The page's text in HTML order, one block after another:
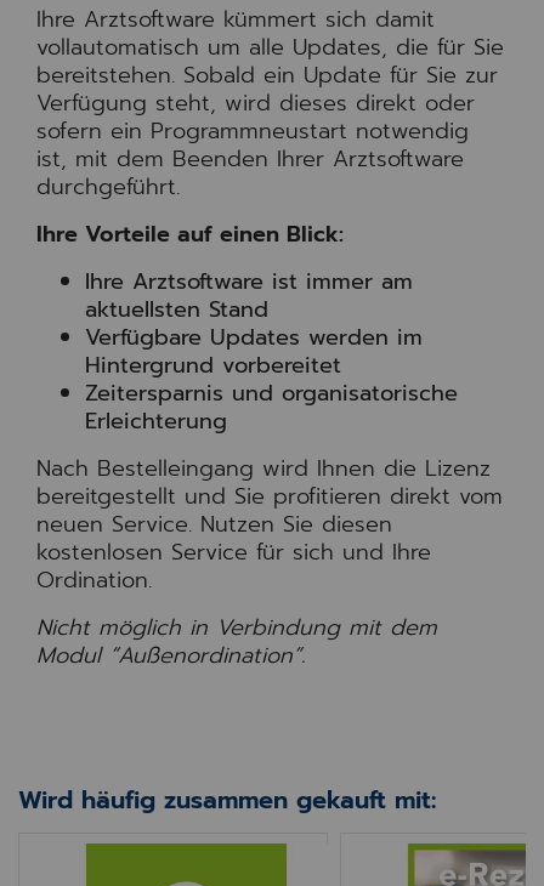
Ihre Arztsoftware kümmert sich damit
vollautomatisch um alle Updates, die für Sie
bereitstehen. Sobald ein Update für Sie zur
Verfügung steht, wird dieses direkt oder
sofern ein Programmneustart notwendig
ist, mit dem Beenden Ihrer Arztsoftware
durchgeführt.
Ihre Vorteile auf einen Blick:
Ihre Arztsoftware ist immer am
aktuellsten Stand
Verfügbare Updates werden im
Hintergrund vorbereitet
Zeitersparnis und organisatorische
Erleichterung
Nach Bestelleingang wird Ihnen die Lizenz
bereitgestellt und Sie profitieren direkt vom
neuen Service. Nutzen Sie diesen
kostenlosen Service für sich und Ihre
Ordination.
Nicht möglich in Verbindung mit dem
Modul “Außenordination”.
Wird häufig zusammen gekauft mit:
MEDX Anonymisierte Abrechnung an ÄK (HBS-
MEDX e-Rezept